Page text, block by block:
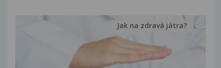
Jak na zdravá játra?